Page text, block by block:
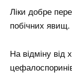
Ліки добре
побічних явищ.
На відміну від